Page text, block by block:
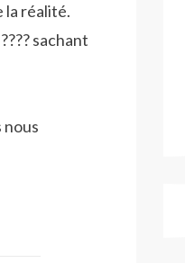
la réalité.
sachant
nous